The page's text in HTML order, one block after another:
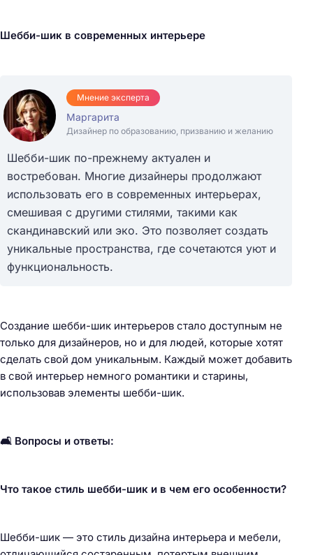
Шебби-шик в современных интерьере
Мнение эксперта
Маргарита
Дизайнер по образованию, призванию и желанию
Шебби-шик по-прежнему актуален и
востребован. Многие дизайнеры продолжают
использовать его в современных интерьерах,
смешивая с другими стилями, такими как
скандинавский или эко. Это позволяет создать
уникальные пространства, где сочетаются уют и
функциональность.
Создание шебби-шик интерьеров стало доступным не
только для дизайнеров, но и для людей, которые хотят
сделать свой дом уникальным. Каждый может добавить
в свой интерьер немного романтики и старины,
использовав элементы шебби-шик.
🛋️ Вопросы и ответы:
Что такое стиль шебби-шик и в чем его особенности?
Шебби-шик — это стиль дизайна интерьера и мебели,